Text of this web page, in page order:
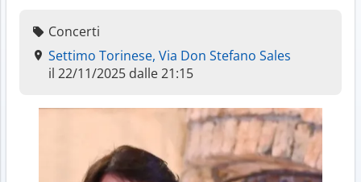
Concerti
Settimo Torinese, Via Don Stefano Sales
il 22/11/2025 dalle 21:15